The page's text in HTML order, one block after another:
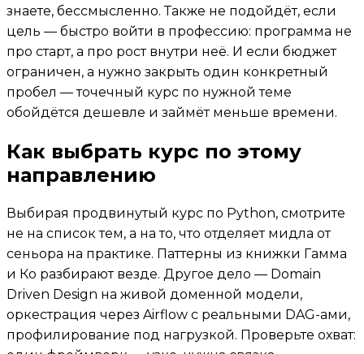
знаете, бессмысленно. Также не подойдёт, если
цель — быстро войти в профессию: программа не
про старт, а про рост внутри неё. И если бюджет
ограничен, а нужно закрыть один конкретный
пробел — точечный курс по нужной теме
обойдётся дешевле и займёт меньше времени.
Как выбрать курс по этому
направлению
Выбирая продвинутый курс по Python, смотрите
не на список тем, а на то, что отделяет мидла от
сеньора на практике. Паттерны из книжки Гамма
и Ко разбирают везде. Другое дело — Domain
Driven Design на живой доменной модели,
оркестрация через Airflow с реальными DAG-ами,
профилирование под нагрузкой. Проверьте охват: